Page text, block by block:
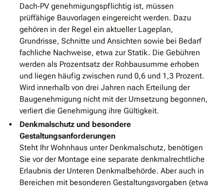
Dach‐PV genehmigungspflichtig ist, müssen
prüffähige Bauvorlagen eingereicht werden. Dazu
gehören in der Regel ein aktueller Lageplan,
Grundrisse, Schnitte und Ansichten sowie bei Bedarf
fachliche Nachweise, etwa zur Statik. Die Gebühren
werden als Prozentsatz der Rohbausumme erhoben
und liegen häufig zwischen rund 0,6 und 1,3 Prozent.
Wird innerhalb von drei Jahren nach Erteilung der
Baugenehmigung nicht mit der Umsetzung begonnen,
verliert die Genehmigung ihre Gültigkeit.
Denkmalschutz und besondere
Gestaltungsanforderungen
Steht Ihr Wohnhaus unter Denkmalschutz, benötigen
Sie vor der Montage eine separate denkmalrechtliche
Erlaubnis der Unteren Denkmalbehörde. Aber auch in
Bereichen mit besonderen Gestaltungsvorgaben (etwa